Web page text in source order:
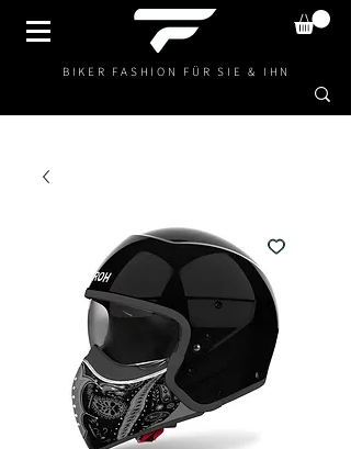
BIKER FASHION FÜR SIE & IHN